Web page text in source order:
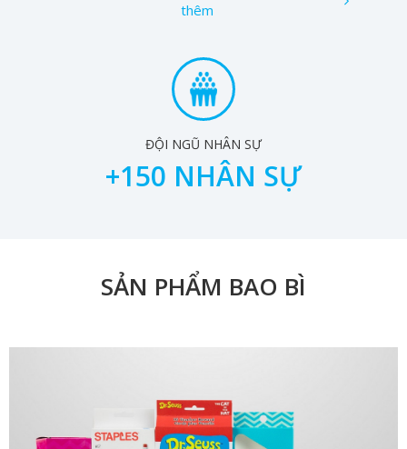
thêm
ĐỘI NGŨ NHÂN SỰ
+150 NHÂN SỰ
SẢN PHẨM BAO BÌ